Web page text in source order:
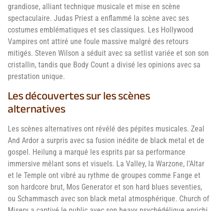
grandiose, alliant technique musicale et mise en scène
spectaculaire. Judas Priest a enflammé la scène avec ses
costumes emblématiques et ses classiques. Les Hollywood
Vampires ont attiré une foule massive malgré des retours
mitigés. Steven Wilson a séduit avec sa setlist variée et son son
cristallin, tandis que Body Count a divisé les opinions avec sa
prestation unique.
Les découvertes sur les scènes
alternatives
Les scènes alternatives ont révélé des pépites musicales. Zeal
And Ardor a surpris avec sa fusion inédite de black metal et de
gospel. Heilung a marqué les esprits par sa performance
immersive mêlant sons et visuels. La Valley, la Warzone, l’Altar
et le Temple ont vibré au rythme de groupes comme Fange et
son hardcore brut, Mos Generator et son hard blues seventies,
ou Schammasch avec son black metal atmosphérique. Church of